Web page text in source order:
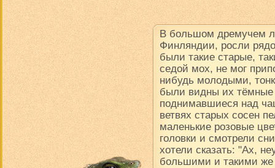
В большом дремучем
Финляндии, росли
были такие старые,
седой мох, не мог
нибудь молодыми,
были видны их
поднимавшиеся над
ветвях старых сосен
маленькие розовые
головки и смотрели
хотели сказать: "Ах,
большими и такими